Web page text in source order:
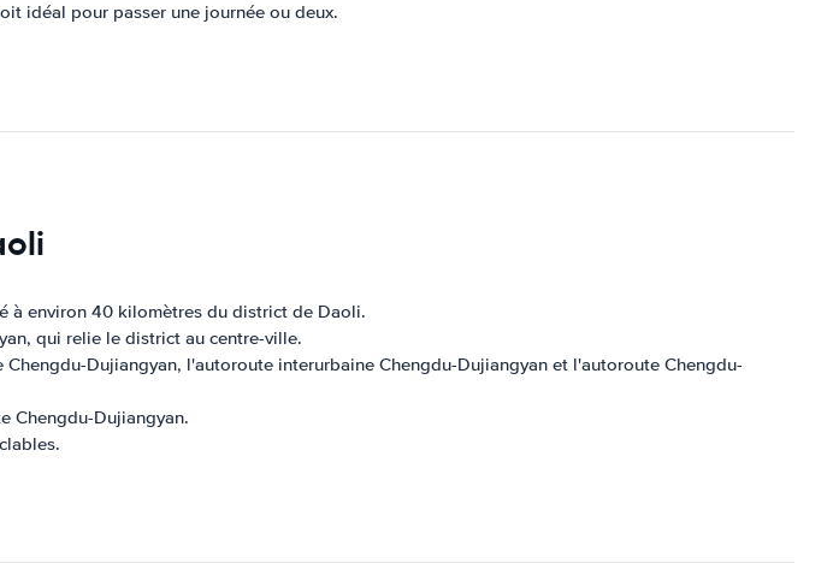
idéal pour passer une journée ou deux.
à environ 40 kilomètres du district de Daoli.
qui relie le district au centre-ville.
Dujiangyan, l'autoroute interurbaine Chengdu-Dujiangyan et l'autoroute Chengdu-
Chengdu-Dujiangyan.